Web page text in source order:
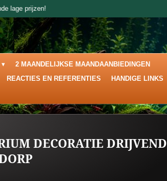
lage prijzen!
2 MAANDELIJKSE MAANDAANBIEDINGEN
REACTIES EN REFERENTIES HANDIGE LINKS
DECORATIE DRIJVEND